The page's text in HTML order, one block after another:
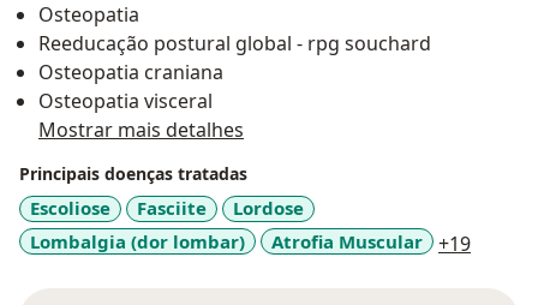
Osteopatia
Reeducação postural global - rpg souchard
Osteopatia craniana
Osteopatia visceral
Mostrar mais detalhes
Principais doenças tratadas
Escoliose Fasciite
Lordose
Lombalgia (dor lombar)
Atrofia Muscular +19